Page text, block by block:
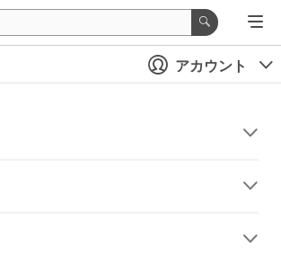
アカウント